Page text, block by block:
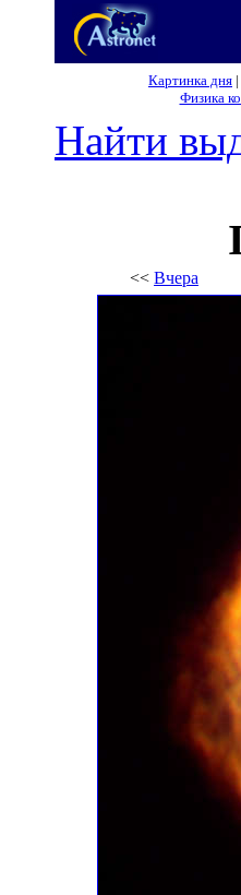
Картинка дня |
Физика
Найти
<< Вчера